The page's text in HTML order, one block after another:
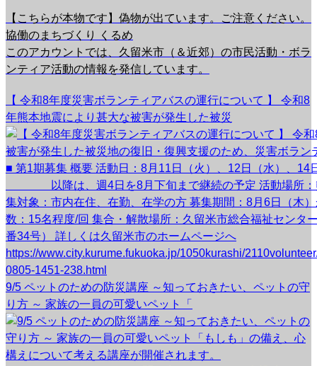
【こちらが本物です】偽物が出ています。ご注意ください。
協働のまちづくり くるめ
このアカウントでは、久留米市（＆近郊）の市民活動・ボラ
ンティア活動の情報を発信しています。
【 令和8年度災害ボランティアバスの運行について 】 令和8
年熊本地震により甚大な被害が発生した被災
9/5 ペットのための防災講座 ～知っておきたい、ペットの守
り方 ～ 家族の一員の可愛いペット「